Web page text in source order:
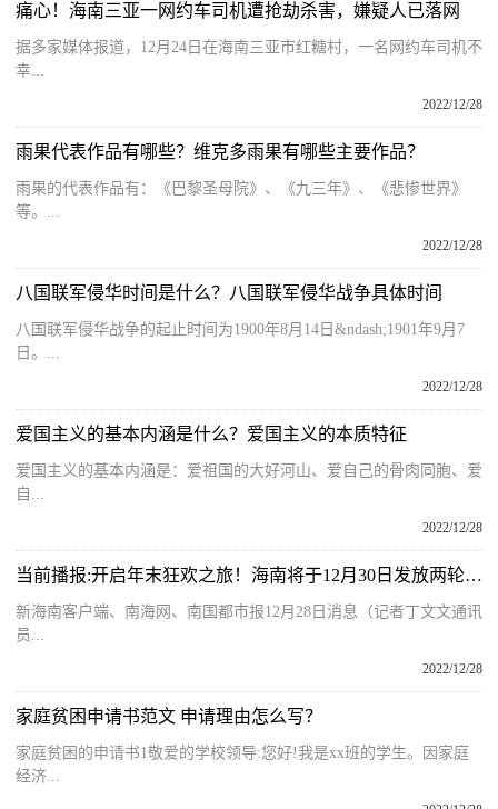
痛心！海南三亚一网约车司机遭抢劫杀害，嫌疑人已落网
据多家媒体报道，12月24日在海南三亚市红糖村，一名网约车司机不
幸...
2022/12/28
雨果代表作品有哪些？维克多雨果有哪些主要作品？
雨果的代表作品有：《巴黎圣母院》、《九三年》、《悲惨世界》
等。...
2022/12/28
八国联军侵华时间是什么？八国联军侵华战争具体时间
八国联军侵华战争的起止时间为1900年8月14日&ndash;1901年9月7
日。...
2022/12/28
爱国主义的基本内涵是什么？爱国主义的本质特征
爱国主义的基本内涵是：爱祖国的大好河山、爱自己的骨肉同胞、爱
自...
2022/12/28
当前播报:开启年末狂欢之旅！海南将于12月30日发放两轮旅游消费券
新海南客户端、南海网、南国都市报12月28日消息（记者丁文文通讯
员...
2022/12/28
家庭贫困申请书范文 申请理由怎么写？
家庭贫困的申请书1敬爱的学校领导:您好!我是xx班的学生。因家庭
经济...